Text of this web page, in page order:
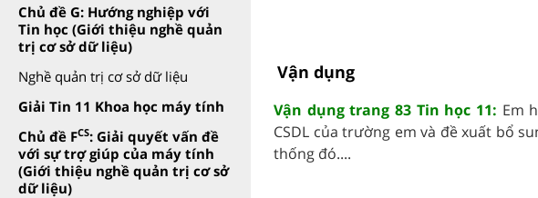
Chủ đề G: Hướng nghiệp với
Tin học (Giới thiệu nghề quản
trị cơ sở dữ liệu)
Nghề quản trị cơ sở dữ liệu
Giải Tin 11 Khoa học máy tính
Chủ đề FCS: Giải quyết vấn đề
với sự trợ giúp của máy tính
(Giới thiệu nghề quản trị cơ sở
dữ liệu)
Vận dụng
Vận dụng trang 83 Tin học 11: Em
CSDL của trường em và đề xuất bổ
thống đó....